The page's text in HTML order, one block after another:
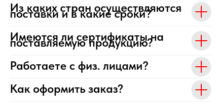
Из каких стран осуществляются
поставки и в какие сроки?
Имеются ли сертификаты на
поставляемую продукцию?
Работаете с физ. лицами?
Как оформить заказ?